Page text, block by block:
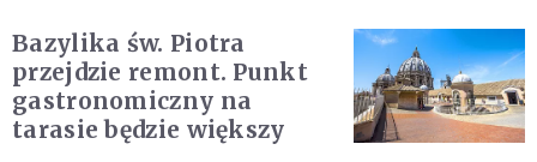
Bazylika św. Piotra
przejdzie remont. Punkt
gastronomiczny na
tarasie będzie większy